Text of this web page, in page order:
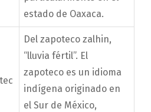
estado de Oaxaca.
Del zapoteco zalhin,
“lluvia fértil”. El
zapoteco es un idioma
indígena originado en
el Sur de México,